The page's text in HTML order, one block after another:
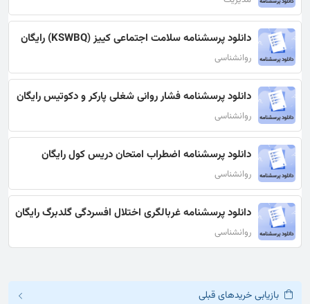
دانلود پرسشنامه سلامت اجتماعی کییز (KSWBQ) رایگان
روانشناسی
دانلود پرسشنامه فشار روانی شغلی پارکر و دکوتیس رایگان
روانشناسی
دانلود پرسشنامه اضطراب امتحان دریس کول رایگان
روانشناسی
دانلود پرسشنامه غربالگری اختلال افسردگی گلدبرگ رایگان
روانشناسی
بازیابی خریدهای قبلی